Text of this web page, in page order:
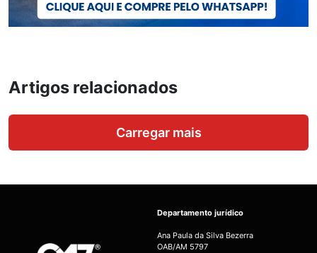
Artigos relacionados
Carregar mais
Departamento jurídico
Ana Paula da Silva Bezerra
OAB/AM 5797